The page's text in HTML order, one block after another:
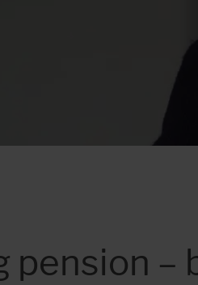
pension –